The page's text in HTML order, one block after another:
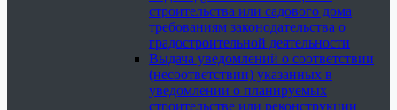
строительства или садового дома
требованиям законодательства о
градостроительной деятельности
Выдача уведомлений о соответствии
(несоответствии) указанных в
уведомлении о планируемых
строительстве или реконструкции